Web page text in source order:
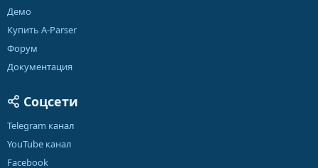
Демо
Купить A-Parser
Форум
Документация
Соцсети
Telegram канал
YouTube канал
Facebook